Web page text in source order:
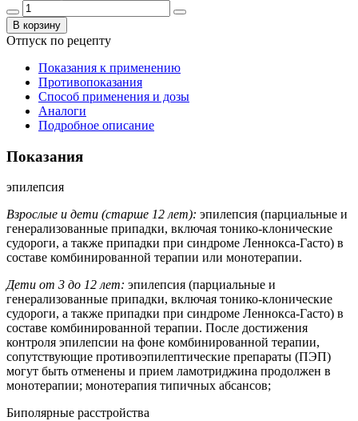
В корзину
Отпуск по рецепту
Показания к применению
Противопоказания
Способ применения и дозы
Аналоги
Подробное описание
Показания
эпилепсия
Взрослые и дети (старше 12 лет): эпилепсия (парциальные и
генерализованные припадки, включая тонико-клонические
судороги, а также припадки при синдроме Леннокса-Гасто) в
составе комбинированной терапии или монотерапии.
Дети от 3 до 12 лет: эпилепсия (парциальные и
генерализованные припадки, включая тонико-клонические
судороги, а также припадки при синдроме Леннокса-Гасто) в
составе комбинированной терапии. После достижения
контроля эпилепсии на фоне комбинированной терапии,
сопутствующие противоэпилептические препараты (ПЭП)
могут быть отменены и прием ламотриджина продолжен в
монотерапии; монотерапия типичных абсансов;
Биполярные расстройства